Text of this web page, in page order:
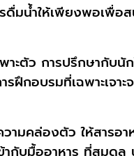
มน้ำให้เพียงพอเพื่อ
ะตัว การปรึกษากับนั
รฝึกอบรมที่เฉพาะเจ
ามคล่องตัว ให้สารอ
ากับมื้ออาหาร ที่สมดุ